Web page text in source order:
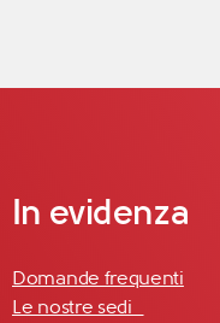
In evidenza
Domande frequenti
Le nostre sedi